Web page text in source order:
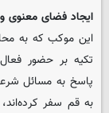
ایجاد فضای معنوی
این موکب که به
تکیه بر حضور
پاسخ به مسائل
به قم سفر